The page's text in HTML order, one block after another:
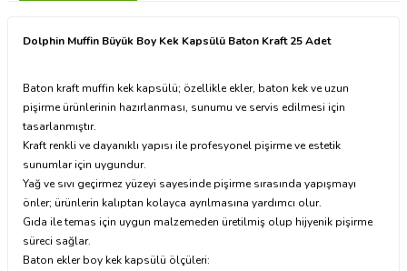
Dolphin Muffin Büyük Boy Kek Kapsülü Baton Kraft 25 Adet
Baton kraft muffin kek kapsülü; özellikle ekler, baton kek ve uzun
pişirme ürünlerinin hazırlanması, sunumu ve servis edilmesi için
tasarlanmıştır.
Kraft renkli ve dayanıklı yapısı ile profesyonel pişirme ve estetik
sunumlar için uygundur.
Yağ ve sıvı geçirmez yüzeyi sayesinde pişirme sırasında yapışmayı
önler; ürünlerin kalıptan kolayca ayrılmasına yardımcı olur.
Gıda ile temas için uygun malzemeden üretilmiş olup hijyenik pişirme
süreci sağlar.
Baton ekler boy kek kapsülü ölçüleri: